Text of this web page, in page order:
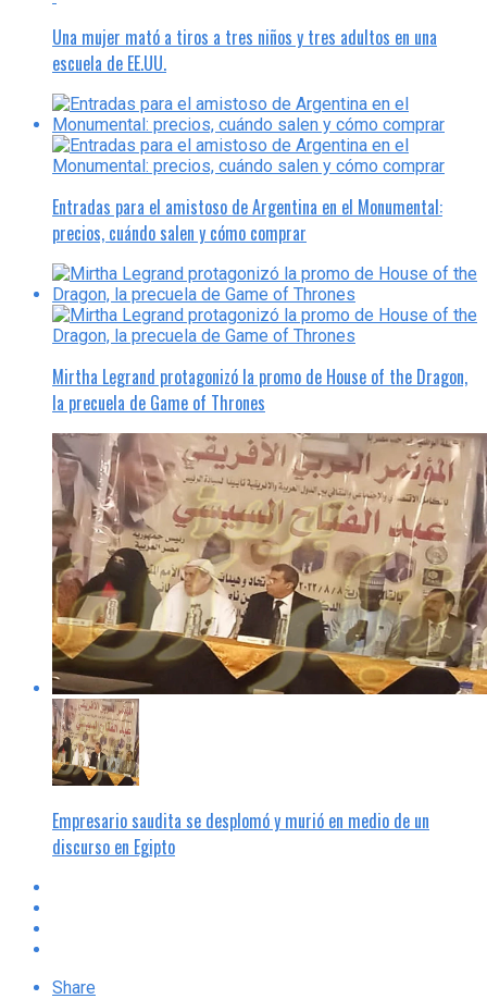
Una mujer mató a tiros a tres niños y tres adultos en una
escuela de EE.UU.
Entradas para el amistoso de Argentina en el Monumental:
precios, cuándo salen y cómo comprar
Mirtha Legrand protagonizó la promo de House of the Dragon,
la precuela de Game of Thrones
Empresario saudita se desplomó y murió en medio de un
discurso en Egipto
Share